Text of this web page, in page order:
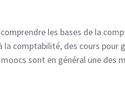
les bases de la
comptabilité, des cours pour
sont en général une des